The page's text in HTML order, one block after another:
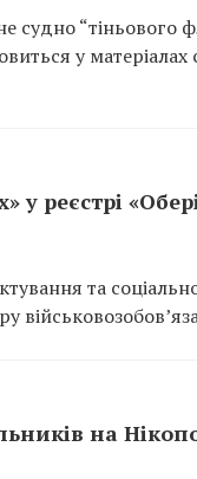
судно “тіньового
у
у реєстрі
та
на